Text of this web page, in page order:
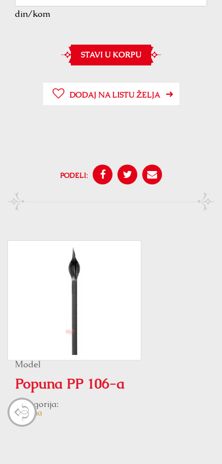
din/kom
STAVI U KORPU
DODAJ NA LISTU ŽELJA
PODELI:
Model
Popuna PP 106-a
Kategorija:
Popuna